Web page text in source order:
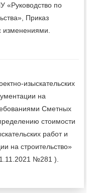
«Руководство по
Приказ
изыскательских
на
Сметных
стоимости
работ и
на строительство»
№281 ).